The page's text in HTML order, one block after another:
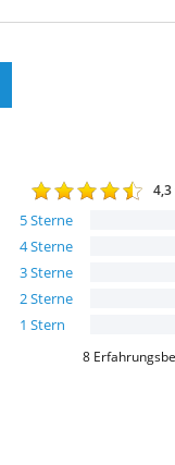
4,3
5Sterne
4Sterne
3Sterne
2Sterne
1 Stern
8